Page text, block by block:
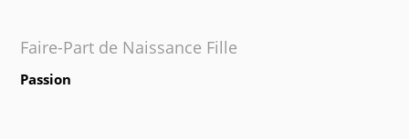
Faire-Part de Naissance Fille
Passion